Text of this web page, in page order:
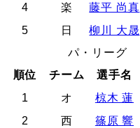
4
楽 藤平 尚真
5
日 柳川 大晟
パ・リーグ
順位
チーム 選手名
1
オ 椋木 蓮
2
西 篠原 響